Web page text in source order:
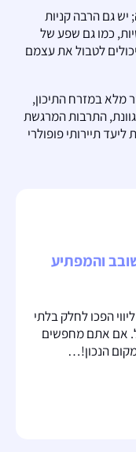
יש גם הרבה קניות
כמו גם שפע של
לטבול את עצמם
מלא במזרח התיכון,
התרבות המרגשת
ליעד תיירותי פופולרי
והמפתיע
הפכו לחלק בלתי
אם אתם מחפשים
הנכון!…